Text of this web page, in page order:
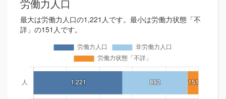
労働力人口
最大は労働力人口の1,221人です。最小は労働力状態「不
詳」の151人です。